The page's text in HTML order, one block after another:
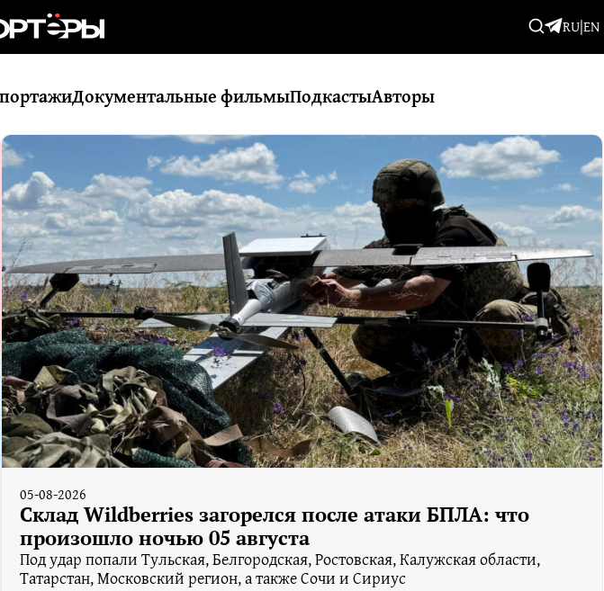
RU|EN
Документальные фильмыПодкастыАвторы
05-08-2026
Склад Wildberries загорелся после атаки БПЛА: что
произошло ночью 05 августа
Под удар попали Тульская, Белгородская, Ростовская, Калужская области,
Татарстан, Московский регион, а также Сочи и Сириус